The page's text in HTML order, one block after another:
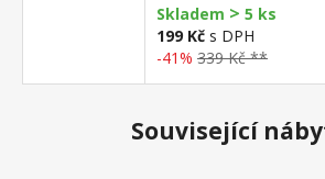
Skladem > 5 ks
199 Kč s DPH
-41% 339 Kč **
Související